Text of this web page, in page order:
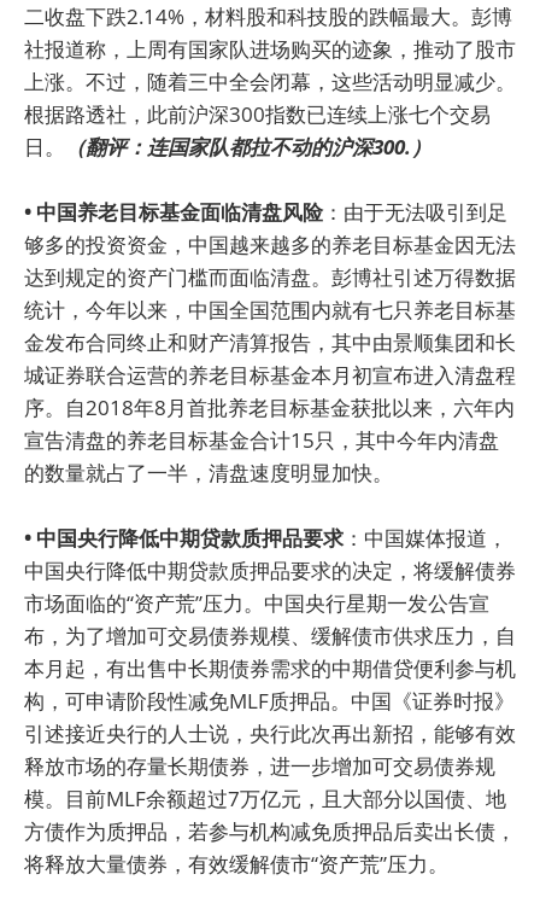
二收盘下跌2.14%，材料股和科技股的跌幅最大。彭博
社报道称，上周有国家队进场购买的迹象，推动了股市
上涨。不过，随着三中全会闭幕，这些活动明显减少。
根据路透社，此前沪深300指数已连续上涨七个交易
日。
（翻评：连国家队都拉不动的沪深300.）
• 中国养老目标基金面临清盘风险：由于无法吸引到足
够多的投资资金，中国越来越多的养老目标基金因无法
达到规定的资产门槛而面临清盘。彭博社引述万得数据
统计，今年以来，中国全国范围内就有七只养老目标基
金发布合同终止和财产清算报告，其中由景顺集团和长
城证券联合运营的养老目标基金本月初宣布进入清盘程
序。自2018年8月首批养老目标基金获批以来，六年内
宣告清盘的养老目标基金合计15只，其中今年内清盘
的数量就占了一半，清盘速度明显加快。
• 中国央行降低中期贷款质押品要求 ：中国媒体报道，
中国央行降低中期贷款质押品要求的决定，将缓解债券
市场面临的“资产荒”压力。中国央行星期一发公告宣
布，为了增加可交易债券规模、缓解债市供求压力，自
本月起，有出售中长期债券需求的中期借贷便利参与机
构，可申请阶段性减免MLF质押品。中国《证券时报》
引述接近央行的人士说，央行此次再出新招，能够有效
释放市场的存量长期债券，进一步增加可交易债券规
模。目前MLF余额超过7万亿元，且大部分以国债、地
方债作为质押品，若参与机构减免质押品后卖出长债，
将释放大量债券，有效缓解债市“资产荒”压力。